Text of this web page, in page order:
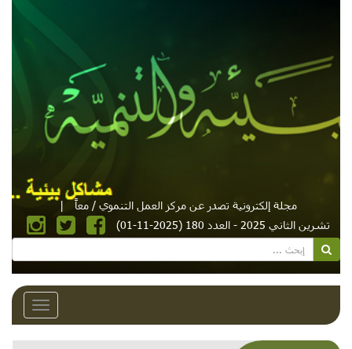
مجلة إلكترونية تصدر عن مركز العمل التنموي / معاً
|
تشرين الثاني 2025 - العدد 180 (2025-11-01)
Toggle